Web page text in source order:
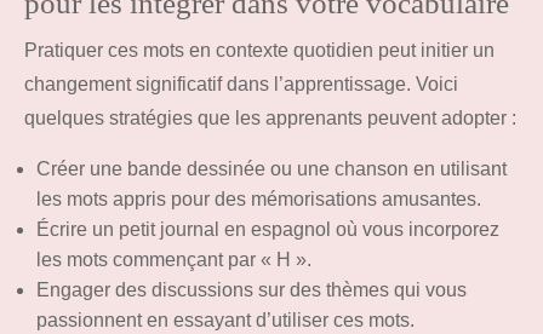
Pratiquer ces mots en contexte quotidien peut initier un
changement significatif dans l’apprentissage. Voici
quelques stratégies que les apprenants peuvent adopter :
Créer une bande dessinée ou une chanson en utilisant
les mots appris pour des mémorisations amusantes.
Écrire un petit journal en espagnol où vous incorporez
les mots commençant par « H ».
Engager des discussions sur des thèmes qui vous
passionnent en essayant d’utiliser ces mots.